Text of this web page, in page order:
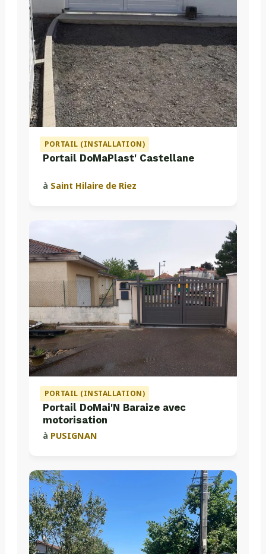
PORTAIL (INSTALLATION)
Portail DoMaPlast' Castellane
à Saint Hilaire de Riez
PORTAIL (INSTALLATION)
Portail DoMai'N Baraize avec
motorisation
à PUSIGNAN